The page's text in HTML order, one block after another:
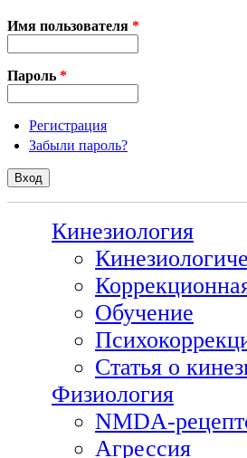
Имя пользователя *
Пароль *
Регистрация
Забыли пароль?
Кинезиология
Обучение
Статья о
Физиология
NMDA-
Агрессия